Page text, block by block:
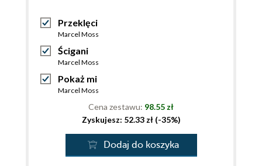
Przeklęci
Marcel Moss
Ścigani
Marcel Moss
Pokaż mi
Marcel Moss
Cena zestawu: 98.55 zł
Zyskujesz: 52.33 zł (-35%)
Dodaj do koszyka